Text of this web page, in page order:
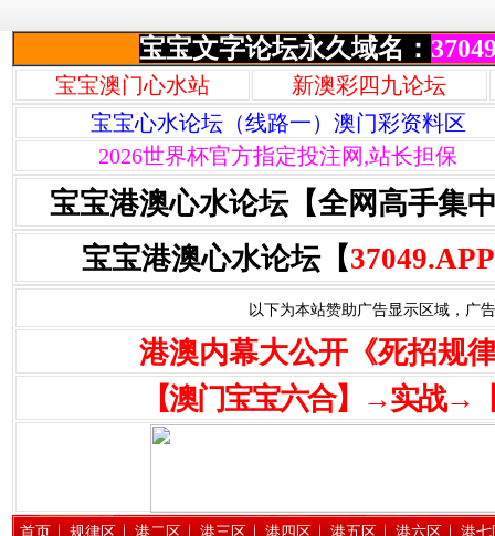
宝宝文字论坛永久域名：
宝宝澳门心水站
新澳彩四九论坛
宝宝心水论坛（线路一）澳门彩资料区
2026世界杯官方指定投注网,站长担保
宝宝港澳心水论坛【全网高手集
宝宝港澳心水论坛【37049.APP
以下为本站赞助广告显示区域，广
港澳内幕大公开《死招规
【澳门宝宝六合】→实战→
首页 规律区 港二区 港三区 港四区 港五区 港六区 港七